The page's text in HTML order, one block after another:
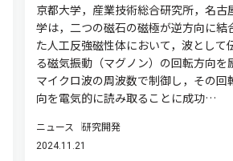
京都大学，産業技術総合研究所，名古
学は，二つの磁石の磁極が逆方向に結
た人工反強磁性体において，波として
る磁気振動（マグノン）の回転方向を
マイクロ波の周波数で制御し，その回
向を電気的に読み取ることに成功…
ニュース 研究開発
2024.11.21